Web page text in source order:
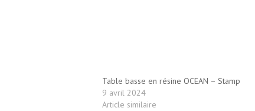
Table basse en résine OCEAN – Stamp
9 avril 2024
Article similaire